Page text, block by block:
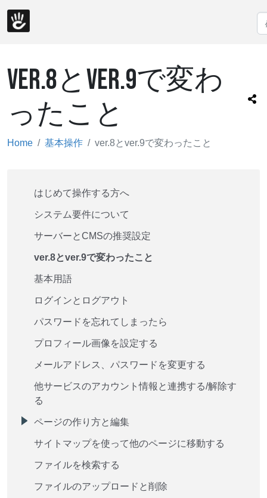
VER.8とVER.9で変わ
ったこと
Home 基本操作 ver.8とver.9で変わったこと
はじめて操作する方へ
システム要件について
サーバーとCMSの推奨設定
ver.8とver.9で変わったこと
基本用語
ログインとログアウト
パスワードを忘れてしまったら
プロフィール画像を設定する
メールアドレス、パスワードを変更する
他サービスのアカウント情報と連携する/解除す
る
ページの作り方と編集
サイトマップを使って他のページに移動する
ファイルを検索する
ファイルのアップロードと削除